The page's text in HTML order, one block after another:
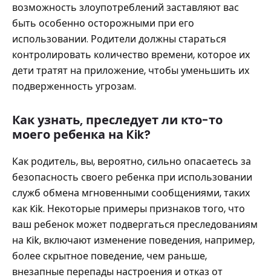
возможность злоупотреблений заставляют вас
быть особенно осторожными при его
использовании. Родители должны стараться
контролировать количество времени, которое их
дети тратят на приложение, чтобы уменьшить их
подверженность угрозам.
Как узнать, преследует ли кто-то
моего ребенка на Kik?
Как родитель, вы, вероятно, сильно опасаетесь за
безопасность своего ребенка при использовании
служб обмена мгновенными сообщениями, таких
как Kik. Некоторые примеры признаков того, что
ваш ребенок может подвергаться преследованиям
на Kik, включают изменение поведения, например,
более скрытное поведение, чем раньше,
внезапные перепады настроения и отказ от